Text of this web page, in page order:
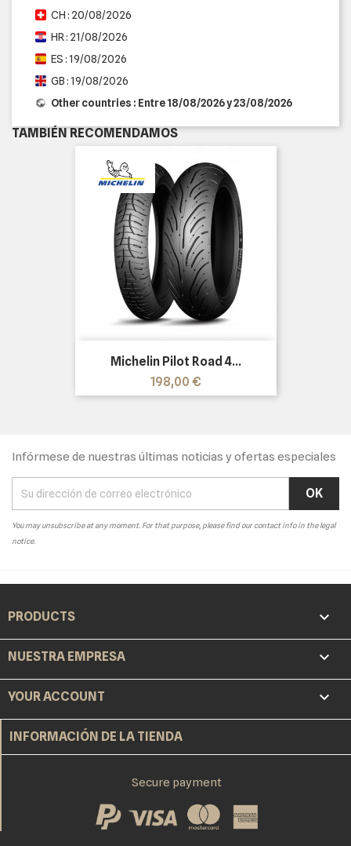
CH : 20/08/2026
HR : 21/08/2026
ES : 19/08/2026
GB : 19/08/2026
Other countries : Entre 18/08/2026 y 23/08/2026
TAMBIÉN RECOMENDAMOS
Michelin Pilot Road 4...
Precio
198,00 €
Infórmese de nuestras últimas noticias y ofertas especiales
You may unsubscribe at any moment. For that purpose, please find our contact info in the legal
notice.
PRODUCTS 
NUESTRA EMPRESA 
YOUR ACCOUNT 
INFORMACIÓN DE LA TIENDA
Secure payment